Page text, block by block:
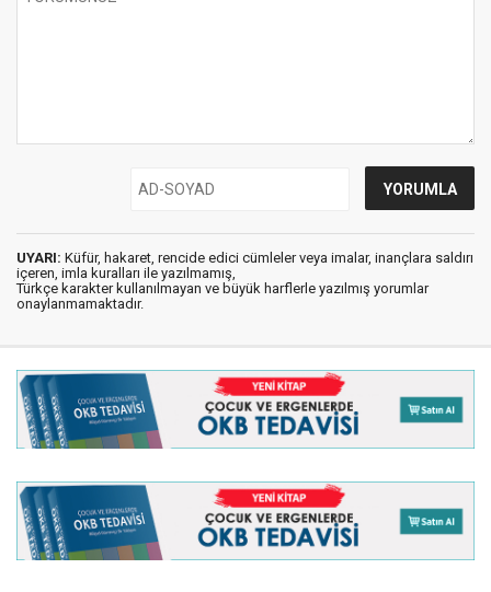
UYARI: Küfür, hakaret, rencide edici cümleler veya imalar, inançlara saldırı
içeren, imla kuralları ile yazılmamış,
Türkçe karakter kullanılmayan ve büyük harflerle yazılmış yorumlar
onaylanmamaktadır.